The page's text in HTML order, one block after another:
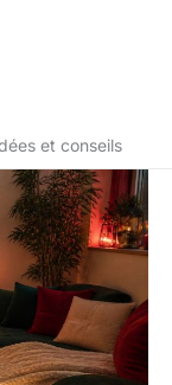
et conseils